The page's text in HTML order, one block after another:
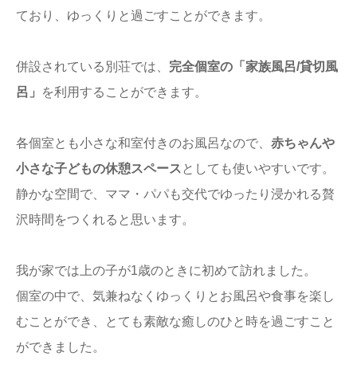
ており、ゆっくりと過ごすことができます。
併設されている別荘では、 完全個室の「家族風呂/貸切風
呂」
を利用することができます。
各個室とも小さな和室付きのお風呂なので、 赤ちゃんや
小さな子どもの休憩スペース としても使いやすいです。
静かな空間で、ママ・パパも交代でゆったり浸かれる贅
沢時間をつくれると思います。
我が家では上の子が1歳のときに初めて訪れました。
個室の中で、気兼ねなくゆっくりとお風呂や食事を楽し
むことができ、とても素敵な癒しのひと時を過ごすこと
ができました。